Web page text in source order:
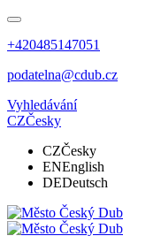
+420485147051
podatelna@cdub.cz
Vyhledávání
CZČesky
CZČesky
ENEnglish
DEDeutsch